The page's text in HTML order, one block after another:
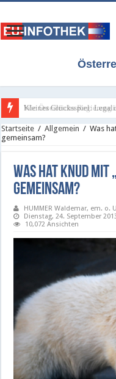
Kleines Glücksspiel:
Startseite / Allgemein / Was
gemeinsam?
Was hat KNUD mit
gemeinsam?
HUMMER Waldemar, em. o.
Dienstag, 24. September
10,072 Ansichten